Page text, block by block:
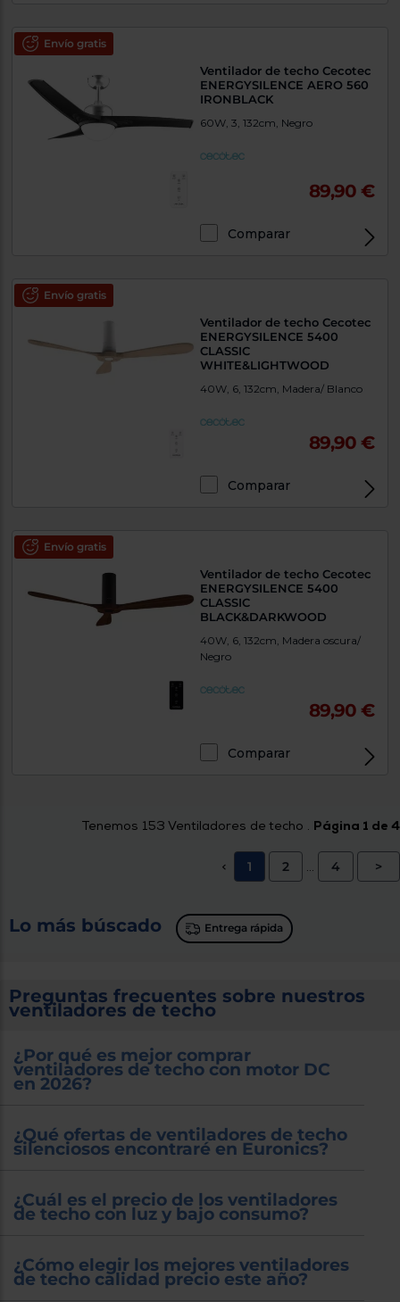
Envío gratis
Ventilador de techo Cecotec
ENERGYSILENCE AERO 560
IRONBLACK
60W, 3, 132cm, Negro
89,90 €
Comparar
Envío gratis
Ventilador de techo Cecotec
ENERGYSILENCE 5400
CLASSIC
WHITE&LIGHTWOOD
40W, 6, 132cm, Madera/ Blanco
89,90 €
Comparar
Envío gratis
Ventilador de techo Cecotec
ENERGYSILENCE 5400
CLASSIC
BLACK&DARKWOOD
40W, 6, 132cm, Madera oscura/
Negro
89,90 €
Comparar
Tenemos 153 Ventiladores de techo . Página 1 de 4
< 1 2 ... 4 >
Lo más búscado Entrega rápida
Preguntas frecuentes sobre nuestros
ventiladores de techo
¿Por qué es mejor comprar
ventiladores de techo con motor DC
en 2026?
¿Qué ofertas de ventiladores de techo
silenciosos encontraré en Euronics?
¿Cuál es el precio de los ventiladores
de techo con luz y bajo consumo?
¿Cómo elegir los mejores ventiladores
de techo calidad precio este año?